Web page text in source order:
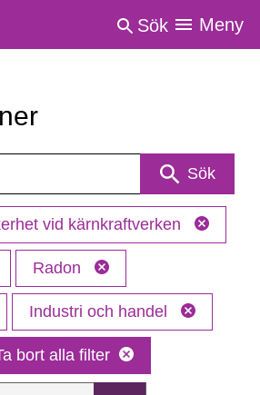
Sök Meny
Sök
vid kärnkraftverken
Radon
Industri och handel
bort alla filter